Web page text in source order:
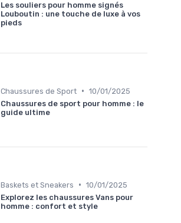
Les souliers pour homme signés
Louboutin : une touche de luxe à vos
pieds
Chaussures de Sport • 10/01/2025
Chaussures de sport pour homme : le
guide ultime
Baskets et Sneakers • 10/01/2025
Explorez les chaussures Vans pour
homme : confort et style